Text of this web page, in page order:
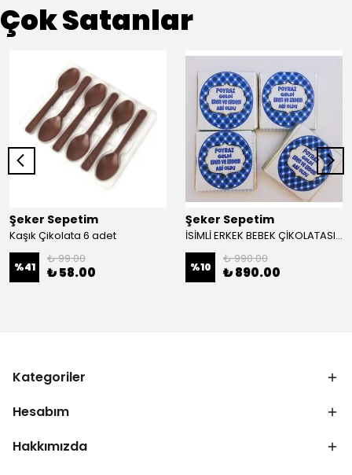
Çok Satanlar
Şeker Sepetim
Kaşık Çikolata 6 adet
%41
₺ 99.00
₺ 58.00
Şeker Sepetim
İSİMLİ ERKEK BEBEK ÇİKOLATASI 48 ADET KUTULU MADLEN EC10
%10
₺ 990.00
₺ 890.00
Kategoriler
Hesabım
Hakkımızda